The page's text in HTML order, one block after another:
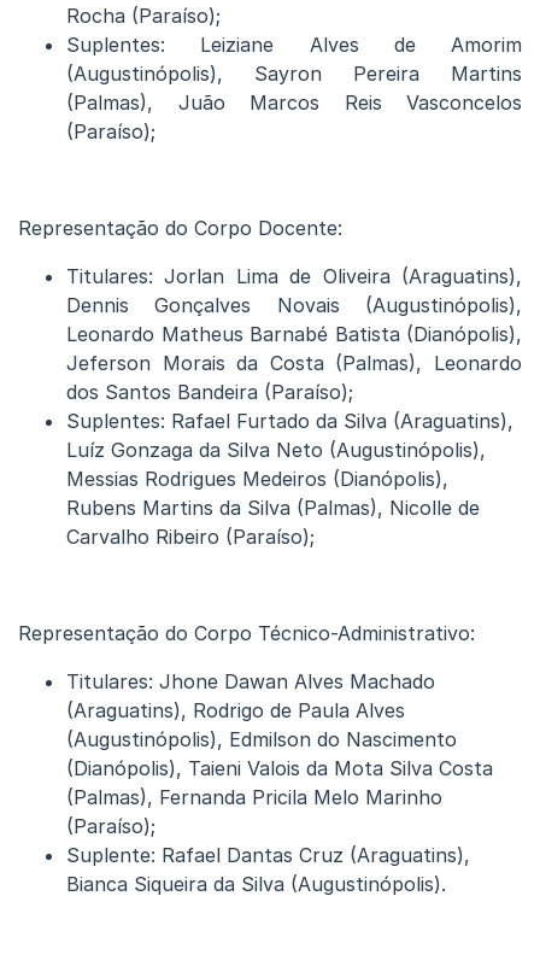
Rocha (Paraíso);
Suplentes: Leiziane Alves de Amorim
(Augustinópolis), Sayron Pereira Martins
(Palmas), Juão Marcos Reis Vasconcelos
(Paraíso);
Representação do Corpo Docente:
Titulares: Jorlan Lima de Oliveira (Araguatins),
Dennis Gonçalves Novais (Augustinópolis),
Leonardo Matheus Barnabé Batista (Dianópolis),
Jeferson Morais da Costa (Palmas), Leonardo
dos Santos Bandeira (Paraíso);
Suplentes: Rafael Furtado da Silva (Araguatins),
Luíz Gonzaga da Silva Neto (Augustinópolis),
Messias Rodrigues Medeiros (Dianópolis),
Rubens Martins da Silva (Palmas), Nicolle de
Carvalho Ribeiro (Paraíso);
Representação do Corpo Técnico-Administrativo:
Titulares: Jhone Dawan Alves Machado
(Araguatins), Rodrigo de Paula Alves
(Augustinópolis), Edmilson do Nascimento
(Dianópolis), Taieni Valois da Mota Silva Costa
(Palmas), Fernanda Pricila Melo Marinho
(Paraíso);
Suplente: Rafael Dantas Cruz (Araguatins),
Bianca Siqueira da Silva (Augustinópolis).